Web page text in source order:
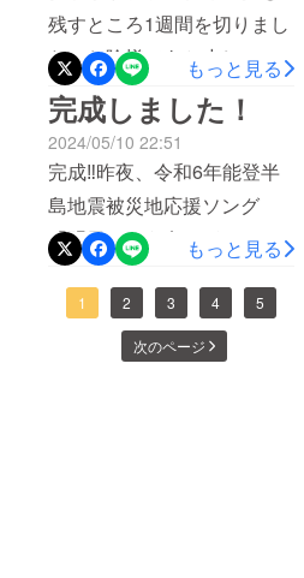
残すところ1週間を切りまし
た。お陰様であと少し！こ
のプロモーション映像で目
標達成に向けてプッシュ
アップさします！応援よろ
しくお願いします。
もっと見る
完成しました！
2024/05/10 22:51
完成‼昨夜、令和6年能登半
島地震被災地応援ソング
「明日という名の種をまこ
う」のトラックダウンが終
了し、素晴らしい作品が完
成しました！5月25日まで非
もっと見る
1 2 3 4 5
次のページ